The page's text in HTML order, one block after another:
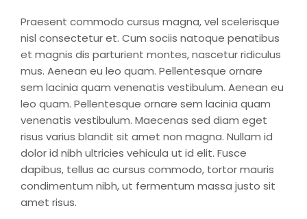
Praesent commodo cursus magna, vel scelerisque
nisl consectetur et. Cum sociis natoque penatibus
et magnis dis parturient montes, nascetur ridiculus
mus. Aenean eu leo quam. Pellentesque ornare
sem lacinia quam venenatis vestibulum. Aenean eu
leo quam. Pellentesque ornare sem lacinia quam
venenatis vestibulum. Maecenas sed diam eget
risus varius blandit sit amet non magna. Nullam id
dolor id nibh ultricies vehicula ut id elit. Fusce
dapibus, tellus ac cursus commodo, tortor mauris
condimentum nibh, ut fermentum massa justo sit
amet risus.